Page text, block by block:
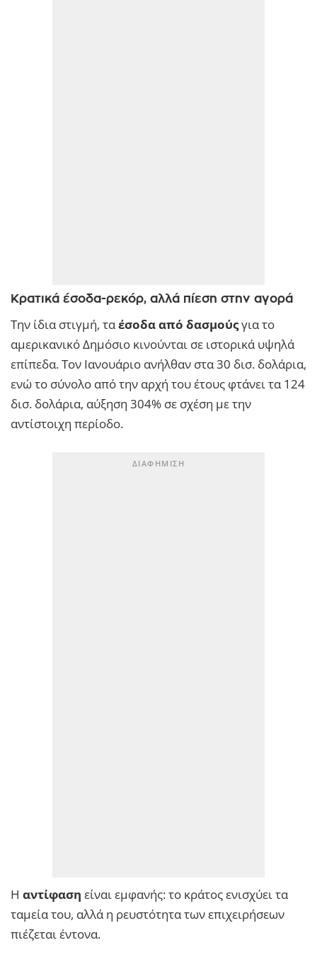
Κρατικά έσοδα-ρεκόρ, αλλά πίεση στην αγορά
Την ίδια στιγμή, ταέσοδα από δασμούςγια το
αμερικανικό Δημόσιο κινούνται σε ιστορικά υψηλά
επίπεδα. Τον Ιανουάριο ανήλθαν στα 30 δισ. δολάρια,
ενώ το σύνολο από την αρχή του έτους φτάνει τα 124
δισ. δολάρια, αύξηση 304% σε σχέση με την
αντίστοιχη περίοδο.
Η αντίφαση είναι εμφανής: το κράτος ενισχύει τα
ταμεία του, αλλά η ρευστότητα των επιχειρήσεων
πιέζεται έντονα.